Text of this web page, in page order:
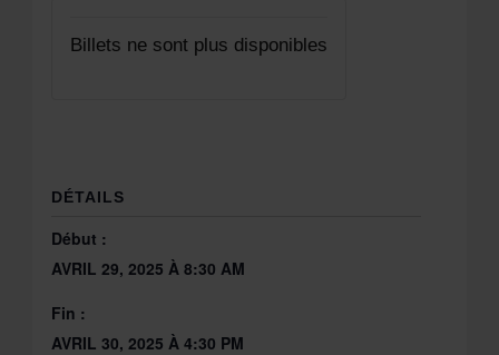
DÉTAILS
Début :
AVRIL 29, 2025 À 8:30 AM
Fin :
AVRIL 30, 2025 À 4:30 PM
Billets ne sont plus disponibles